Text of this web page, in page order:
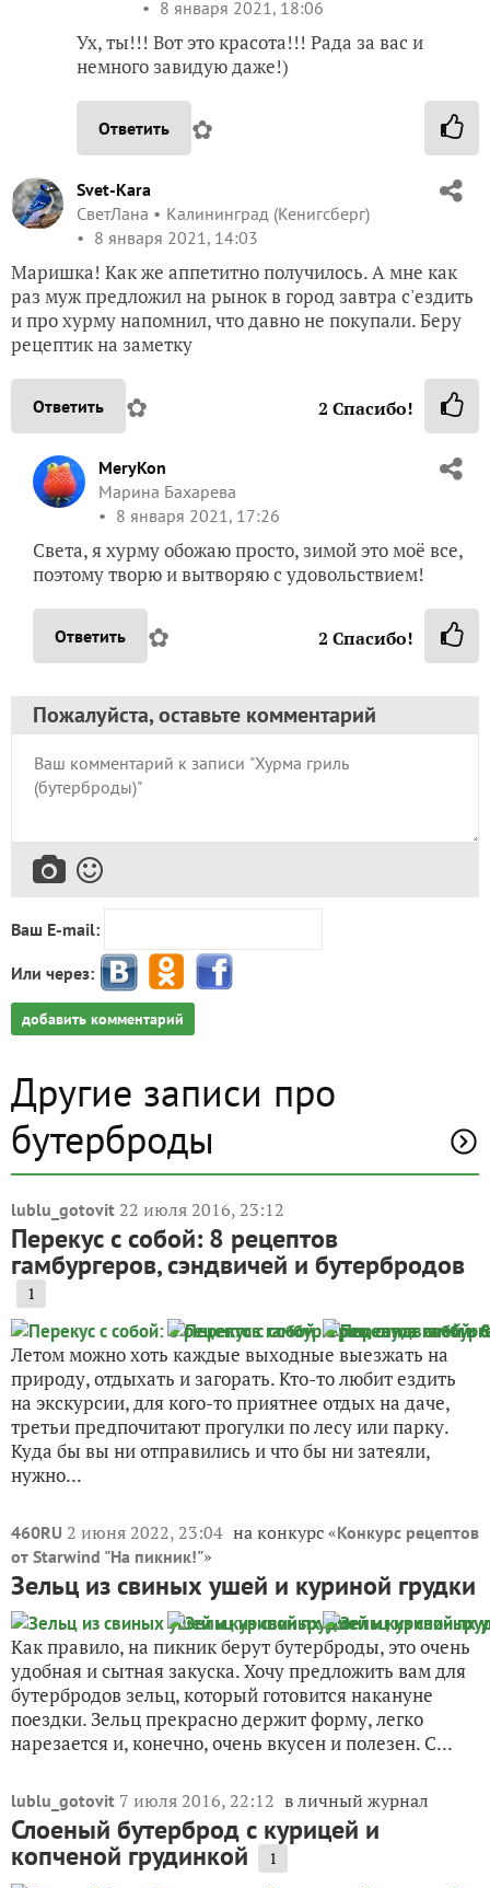
8 января 2021, 18:06
Ух, ты!!! Вот это красота!!! Рада за вас и
немного завидую даже!)
Ответить ✿
Svet-Kara
СветЛана
Калининград (Кенигсберг)
8 января 2021, 14:03
Маришка! Как же аппетитно получилось. А мне как
раз муж предложил на рынок в город завтра с'ездить
и про хурму напомнил, что давно не покупали. Беру
рецептик на заметку
Ответить ✿ 2 Спасибо!
MeryKon
Марина Бахарева
8 января 2021, 17:26
Света, я хурму обожаю просто, зимой это моё все,
поэтому творю и вытворяю с удовольствием!
Ответить ✿ 2 Спасибо!
Пожалуйста, оставьте комментарий
Ваш E-mail:
Или через:
добавить комментарий
Другие записи про
бутерброды
lublu_gotovit 22 июля 2016, 23:12
Перекус с собой: 8 рецептов
гамбургеров, сэндвичей и бутербродов
1
Летом можно хоть каждые выходные выезжать на
природу, отдыхать и загорать. Кто-то любит ездить
на экскурсии, для кого-то приятнее отдых на даче,
третьи предпочитают прогулки по лесу или парку.
Куда бы вы ни отправились и что бы ни затеяли,
нужно...
460RU 2 июня 2022, 23:04 на конкурс «Конкурс рецептов
от Starwind "На пикник!"»
Зельц из свиных ушей и куриной грудки
Как правило, на пикник берут бутерброды, это очень
удобная и сытная закуска. Хочу предложить вам для
бутербродов зельц, который готовится накануне
поездки. Зельц прекрасно держит форму, легко
нарезается и, конечно, очень вкусен и полезен. С...
lublu_gotovit 7 июля 2016, 22:12 в личный журнал
Слоеный бутерброд с курицей и
копченой грудинкой 1